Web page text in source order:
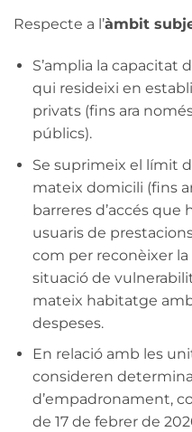
Respecte a l’àmbit
S’amplia la capacitat
qui resideixi en
privats (fins ara
públics).
Se suprimeix el límit
mateix domicili (fins
barreres d’accés
usuaris de
com per reconèixer
situació de
mateix habitatge
despeses.
En relació amb les
consideren
d’empadronament,
de 17 de febrer de